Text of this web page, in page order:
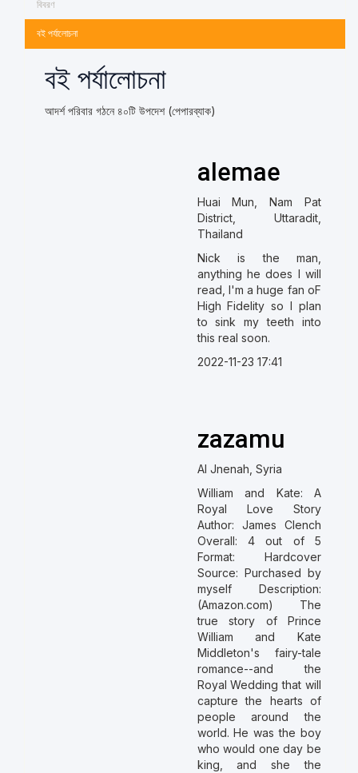
বিবরণ
বই পর্যালোচনা
বই পর্যালোচনা
আদর্শ পরিবার গঠনে ৪০টি উপদেশ (পেপারব্যাক)
alemae
Huai Mun, Nam Pat
District, Uttaradit,
Thailand
Nick is the man,
anything he does I will
read, I'm a huge fan oF
High Fidelity so I plan
to sink my teeth into
this real soon.
2022-11-23 17:41
zazamu
Al Jnenah, Syria
William and Kate: A
Royal Love Story
Author: James Clench
Overall: 4 out of 5
Format: Hardcover
Source: Purchased by
myself Description:
(Amazon.com) The
true story of Prince
William and Kate
Middleton's fairy-tale
romance--and the
Royal Wedding that will
capture the hearts of
people around the
world. He was the boy
who would one day be
king, and she the